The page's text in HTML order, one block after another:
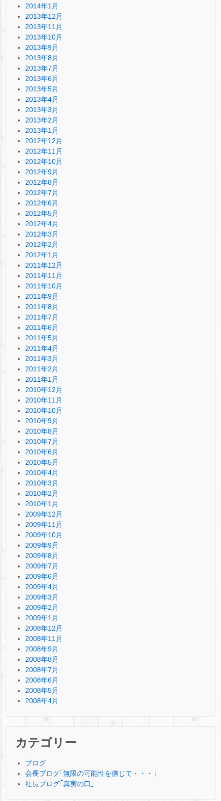
2014年1月
2013年12月
2013年11月
2013年10月
2013年9月
2013年8月
2013年7月
2013年6月
2013年5月
2013年4月
2013年3月
2013年2月
2013年1月
2012年12月
2012年11月
2012年10月
2012年9月
2012年8月
2012年7月
2012年6月
2012年5月
2012年4月
2012年3月
2012年2月
2012年1月
2011年12月
2011年11月
2011年10月
2011年9月
2011年8月
2011年7月
2011年6月
2011年5月
2011年4月
2011年3月
2011年2月
2011年1月
2010年12月
2010年11月
2010年10月
2010年9月
2010年8月
2010年7月
2010年6月
2010年5月
2010年4月
2010年3月
2010年2月
2010年1月
2009年12月
2009年11月
2009年10月
2009年9月
2009年8月
2009年7月
2009年6月
2009年4月
2009年3月
2009年2月
2009年1月
2008年12月
2008年11月
2008年9月
2008年8月
2008年7月
2008年6月
2008年5月
2008年4月
カテゴリー
ブログ
会長ブログ｢無限の可能性を信じて・・・｣
社長ブログ｢真実の口｣